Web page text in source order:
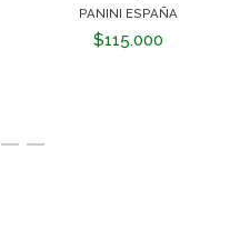
PANINI ESPAÑA
$115.000